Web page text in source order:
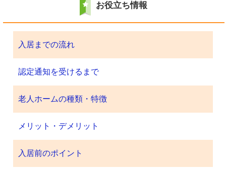
お役立ち情報
入居までの流れ
認定通知を受けるまで
老人ホームの種類・特徴
メリット・デメリット
入居前のポイント